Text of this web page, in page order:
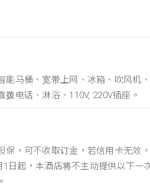
能马桶、宽带上网、冰箱、吹风机
拨电话、淋浴、110V, 220V插座。
，可不收取订金，若信用卡无效
日起，本酒店将不主动提供以下